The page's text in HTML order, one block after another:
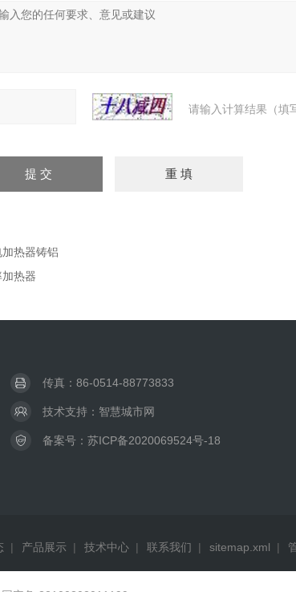
请输入计算结果（填
热器铸铝
热器
传真：86-0514-88773833
技术支持： 智慧城市网
备案号： 苏ICP备2020069524号-18
| 产品展示 | 技术中心 | 联系我们 | sitemap.xml |